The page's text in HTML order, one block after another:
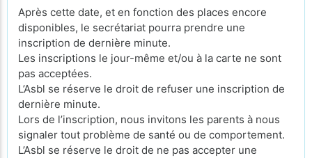
Après cette date, et en fonction des places encore
disponibles, le secrétariat pourra prendre une
inscription de dernière minute.
Les inscriptions le jour-même et/ou à la carte ne sont
pas acceptées.
L’Asbl se réserve le droit de refuser une inscription de
dernière minute.
Lors de l’inscription, nous invitons les parents à nous
signaler tout problème de santé ou de comportement.
L’Asbl se réserve le droit de ne pas accepter une